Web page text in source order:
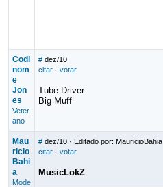
Codi
nom
e
Jon
es
Veter
ano
# dez/10
citar· votar
Tube Driver
Big Muff
Mau
ricio
Bahi
a
Mode
# dez/10· Editado por: MauricioBahia
citar· votar
MusicLokZ